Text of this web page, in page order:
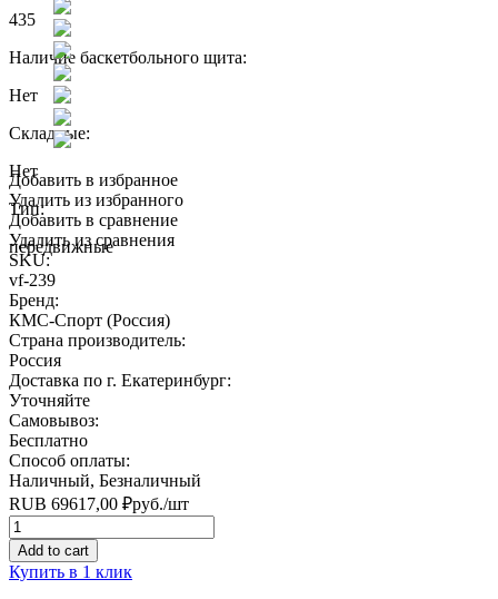
435
Наличие баскетбольного щита:
Нет
Складные:
Нет
Тип:
передвижные
Добавить в избранное
Удалить из избранного
Добавить в сравнение
Удалить из сравнения
SKU:
vf-239
Бренд:
КМС-Спорт (Россия)
Страна производитель:
Россия
Доставка по г. Екатеринбург:
Уточняйте
Самовывоз:
Бесплатно
Способ оплаты:
Наличный, Безналичный
RUB 69617,00 ₽руб./шт
Quantity
Add to cart
Купить в 1 клик